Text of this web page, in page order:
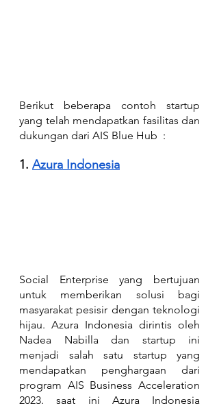
Berikut beberapa contoh startup
yang telah mendapatkan fasilitas dan
dukungan dari AIS Blue Hub  :
1. Azura Indonesia
Social Enterprise yang bertujuan
untuk memberikan solusi bagi
masyarakat pesisir dengan teknologi
hijau. Azura Indonesia dirintis oleh
Nadea Nabilla dan startup ini
menjadi salah satu startup yang
mendapatkan penghargaan dari
program AIS Business Acceleration
2023. saat ini Azura Indonesia